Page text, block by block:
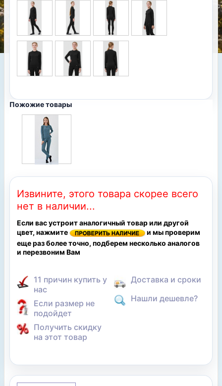
Пожожие товары
Извините, этого товара скорее всего
нет в наличии...
Если вас устроит аналогичный товар или другой
цвет, нажмите
и мы проверим
еще раз более точно, подберем несколько аналогов
и перезвоним Вам
11 причин купить у
нас
Если размер не
подойдет
Получить скидку
на этот товар
Доставка и сроки
Нашли дешевле?